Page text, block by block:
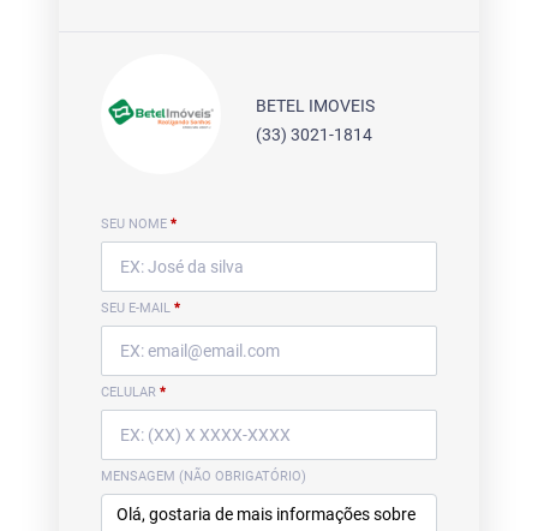
BETEL IMOVEIS
(33) 3021-1814
SEU NOME *
SEU E-MAIL *
CELULAR *
MENSAGEM (NÃO OBRIGATÓRIO)